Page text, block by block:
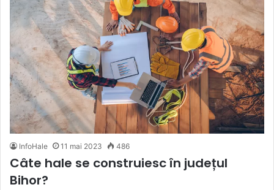
InfoHale 11 mai 2023 486
Câte hale se construiesc în județul
Bihor?